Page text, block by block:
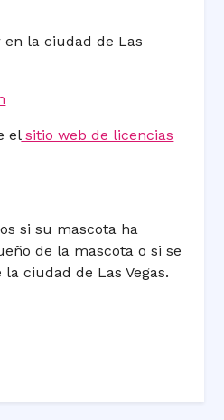
la ciudad de Las
elsitio web de licencias
si su mascota ha
de la mascota o si se
ciudad de Las Vegas.